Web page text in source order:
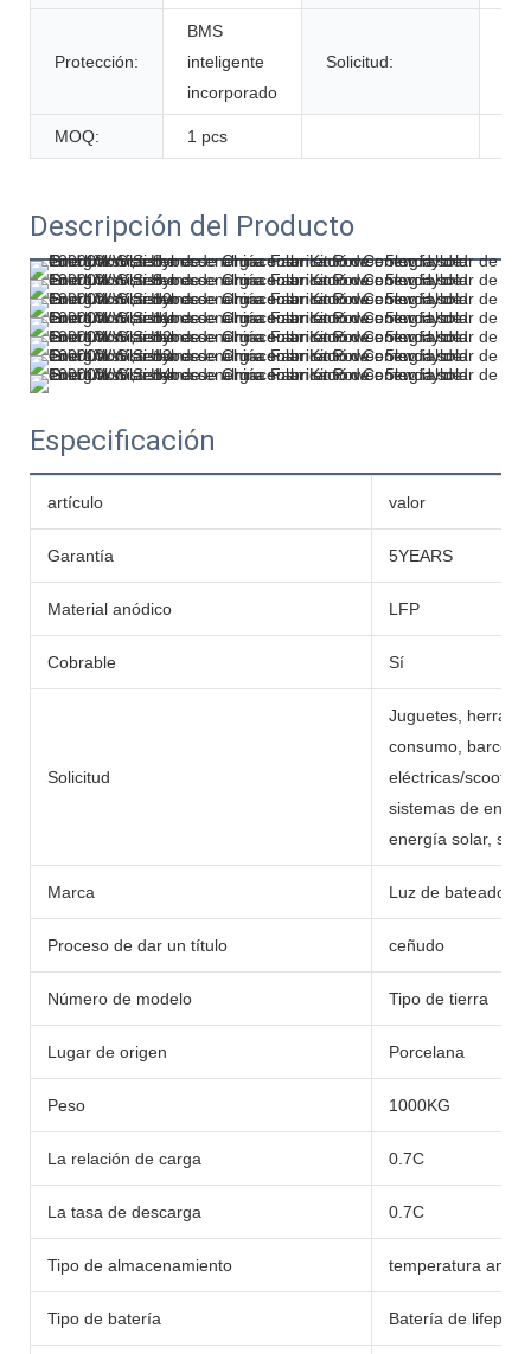
Protección:
BMS
inteligente
incorporado
Solicitud:
MOQ: 1 pcs
Descripción del Producto
Especificación
artículo valor
Garantía 5YEARS
Material anódico LFP
Cobrable Sí
Solicitud
Juguetes,
consumo, barcos,
eléctricas/
sistemas de
energía solar,
Marca Luz de bateador
Proceso de dar un título ceñudo
Número de modelo Tipo de tierra
Lugar de origen Porcelana
Peso 1000KG
La relación de carga 0.7C
La tasa de descarga 0.7C
Tipo de almacenamiento temperatura
Tipo de batería Batería de lifepo4/